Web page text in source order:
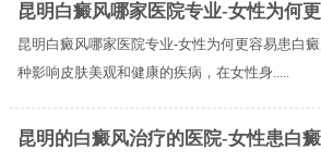
昆明白癜风哪家医院专业-女性为何
昆明白癜风哪家医院专业-女性为何更容易患白
种影响皮肤美观和健康的疾病，在女性身.....
昆明的白癜风治疗的医院-女性患白